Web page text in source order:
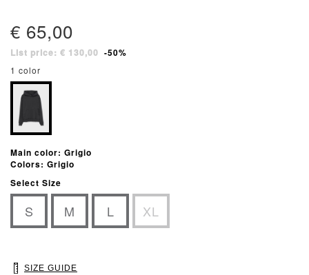
€ 65,00
List price: € 130,00 -50%
1 color
Main color: Grigio
Colors: Grigio
Select Size
S M L XL
SIZE GUIDE